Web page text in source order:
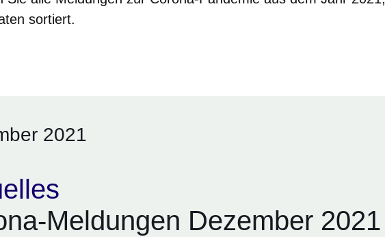
sortiert.
2021
Meldungen Dezember 2021